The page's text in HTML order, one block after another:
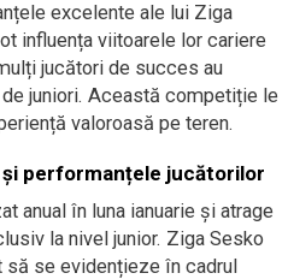
excelente ale lui Ziga
influența viitoarele lor cariere
jucători de succes au
juniori. Această competiție le
valoroasă pe teren.
performanțele jucătorilor
anual în luna ianuarie și atrage
la nivel junior. Ziga Sesko
să se evidențieze în cadrul